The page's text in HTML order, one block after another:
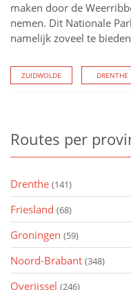
maken door de
nemen. Dit Nationale
namelijk zoveel te
ZUIDWOLDE DRENTHE
Routes per
Drenthe (141)
Friesland (68)
Groningen (59)
Noord-Brabant (348)
Overijssel (246)